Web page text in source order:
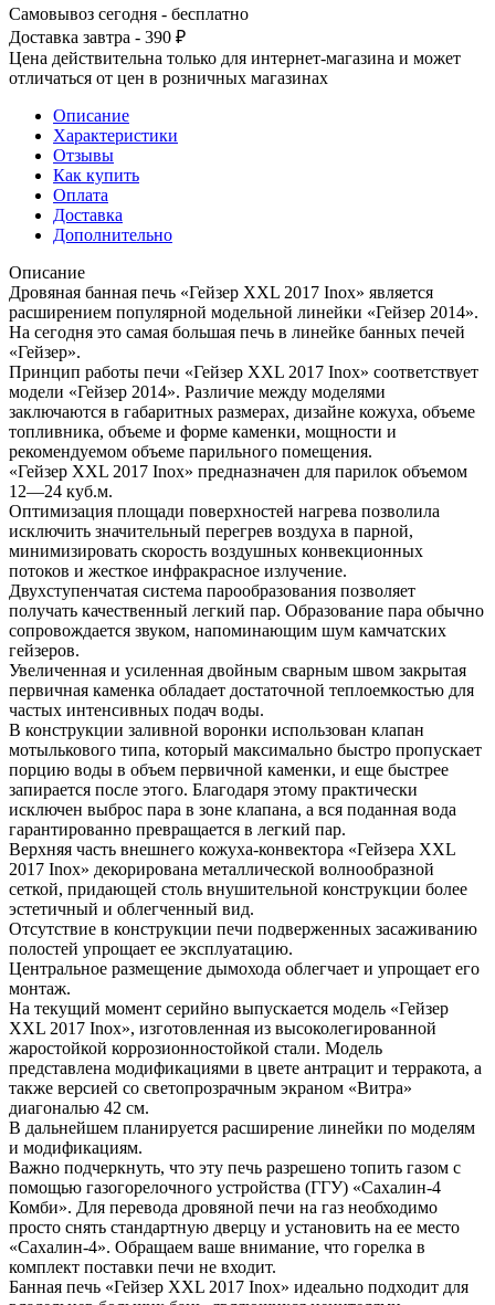
Самовывоз сегодня - бесплатно
Доставка завтра - 390 ₽
Цена действительна только для интернет-магазина и может
отличаться от цен в розничных магазинах
Описание
Характеристики
Отзывы
Как купить
Оплата
Доставка
Дополнительно
Описание
Дровяная банная печь «Гейзер XXL 2017 Inox» является
расширением популярной модельной линейки «Гейзер 2014».
На сегодня это самая большая печь в линейке банных печей
«Гейзер».
Принцип работы печи «Гейзер XXL 2017 Inox» соответствует
модели «Гейзер 2014». Различие между моделями
заключаются в габаритных размерах, дизайне кожуха, объеме
топливника, объеме и форме каменки, мощности и
рекомендуемом объеме парильного помещения.
«Гейзер XXL 2017 Inox» предназначен для парилок объемом
12—24 куб.м.
Оптимизация площади поверхностей нагрева позволила
исключить значительный перегрев воздуха в парной,
минимизировать скорость воздушных конвекционных
потоков и жесткое инфракрасное излучение.
Двухступенчатая система парообразования позволяет
получать качественный легкий пар. Образование пара обычно
сопровождается звуком, напоминающим шум камчатских
гейзеров.
Увеличенная и усиленная двойным сварным швом закрытая
первичная каменка обладает достаточной теплоемкостью для
частых интенсивных подач воды.
В конструкции заливной воронки использован клапан
мотылькового типа, который максимально быстро пропускает
порцию воды в объем первичной каменки, и еще быстрее
запирается после этого. Благодаря этому практически
исключен выброс пара в зоне клапана, а вся поданная вода
гарантированно превращается в легкий пар.
Верхняя часть внешнего кожуха-конвектора «Гейзера XXL
2017 Inox» декорирована металлической волнообразной
сеткой, придающей столь внушительной конструкции более
эстетичный и облегченный вид.
Отсутствие в конструкции печи подверженных засаживанию
полостей упрощает ее эксплуатацию.
Центральное размещение дымохода облегчает и упрощает его
монтаж.
На текущий момент серийно выпускается модель «Гейзер
XXL 2017 Inox», изготовленная из высоколегированной
жаростойкой коррозионностойкой стали. Модель
представлена модификациями в цвете антрацит и терракота, а
также версией со светопрозрачным экраном «Витра»
диагональю 42 см.
В дальнейшем планируется расширение линейки по моделям
и модификациям.
Важно подчеркнуть, что эту печь разрешено топить газом с
помощью газогорелочного устройства (ГГУ) «Сахалин-4
Комби». Для перевода дровяной печи на газ необходимо
просто снять стандартную дверцу и установить на ее место
«Сахалин-4». Обращаем ваше внимание, что горелка в
комплект поставки печи не входит.
Банная печь «Гейзер XXL 2017 Inox» идеально подходит для